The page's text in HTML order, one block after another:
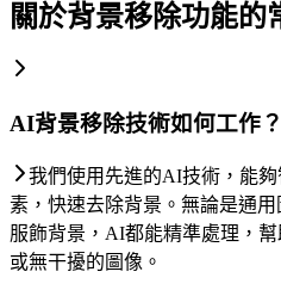
關於背景移除功能的
AI背景移除技術如何工作？
我們使用先進的AI技術，能
素，快速去除背景。無論是通
服飾背景，AI都能精準處理，
或無干擾的圖像。